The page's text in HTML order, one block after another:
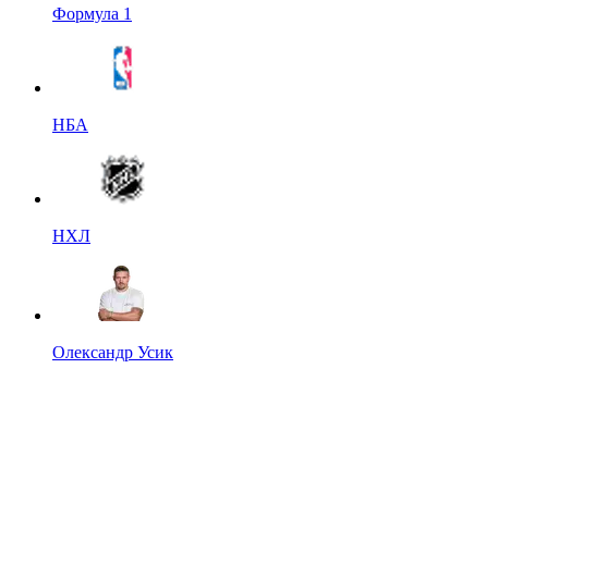
Формула 1
НБА
НХЛ
Олександр Усик